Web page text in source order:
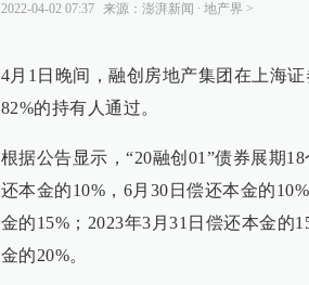
2022-04-02 07:37
来源： 澎湃新闻 ∙ 地产界 >
4月1日晚间，融创房地产集团在上海
82%的持有人通过。
根据公告显示，“20融创01”债券展期
还本金的10%，6月30日偿还本金的
金的15%；2023年3月31日偿还本金的
金的20%。